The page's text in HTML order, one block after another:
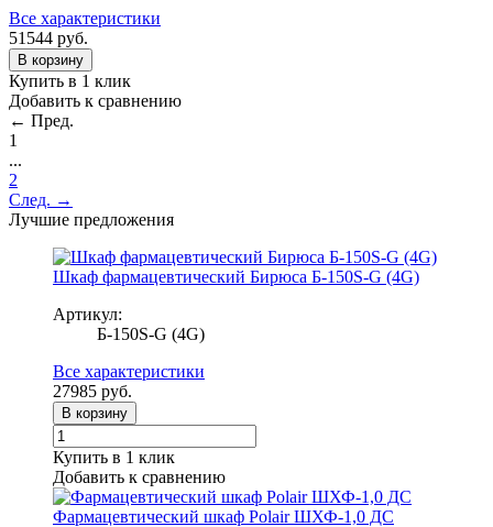
Все характеристики
51544 руб.
В корзину
Купить в 1 клик
Добавить к сравнению
← Пред.
1
...
2
След. →
Лучшие предложения
Шкаф фармацевтический Бирюса Б-150S-G (4G)
Артикул:
Б-150S-G (4G)
Все характеристики
27985 руб.
В корзину
Купить в 1 клик
Добавить к сравнению
Фармацевтический шкаф Polair ШХФ-1,0 ДС